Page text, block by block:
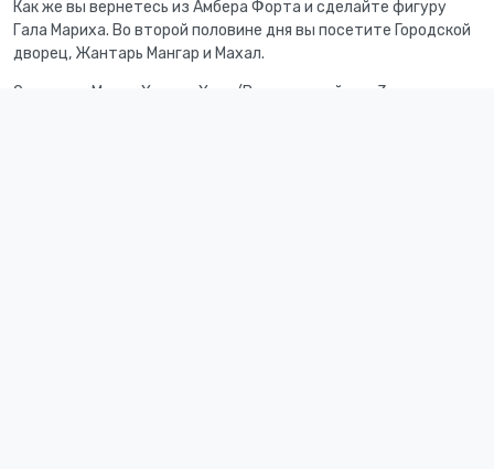
Как же вы вернетесь из Амбера Форта и сделайте фигуру
Гала Мариха. Во второй половине дня вы посетите Городской
дворец, Жантарь Мангар и Махал.
Описание: Махал Халила Хаве/Виэклентный мир 3.